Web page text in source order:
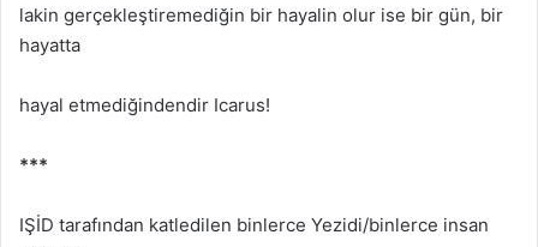
lakin gerçekleştiremediğin bir hayalin olur ise bir gün, bir
hayatta
hayal etmediğindendir Icarus!
***
IŞİD tarafından katledilen binlerce Yezidi/binlerce insan